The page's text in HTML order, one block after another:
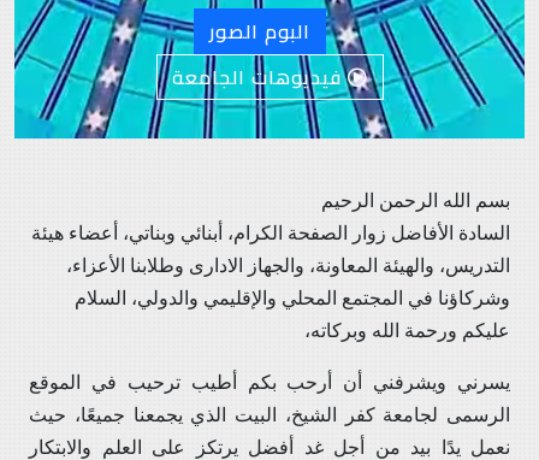
البوم الصور
فيديوهات الجامعة
بسم الله الرحمن الرحيم
السادة الأفاضل زوار الصفحة الكرام، أبنائي وبناتي، أعضاء هيئة
التدريس، والهيئة المعاونة، والجهاز الادارى وطلابنا الأعزاء،
وشركاؤنا في المجتمع المحلي والإقليمي والدولي، السلام
عليكم ورحمة الله وبركاته،
يسرني ويشرفني أن أرحب بكم أطيب ترحيب في الموقع
الرسمى لجامعة كفر الشيخ، البيت الذي يجمعنا جميعًا، حيث
نعمل يدًا بيد من أجل غد أفضل يرتكز على العلم والابتكار